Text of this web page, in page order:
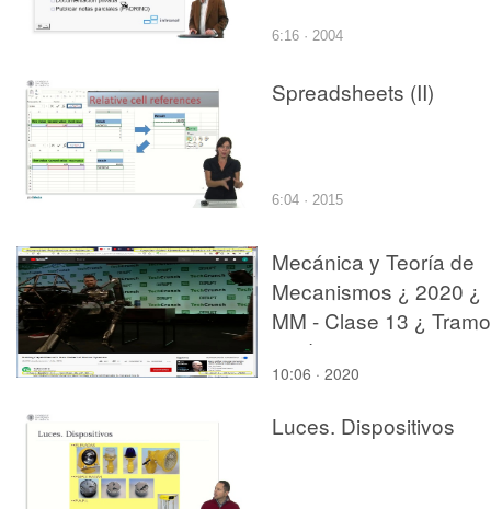
6:16 · 2004
Spreadsheets (II)
6:04 · 2015
Mecánica y Teoría de
Mecanismos ¿ 2020 ¿
MM - Clase 13 ¿ Tramo
06 de 10
10:06 · 2020
Luces. Dispositivos